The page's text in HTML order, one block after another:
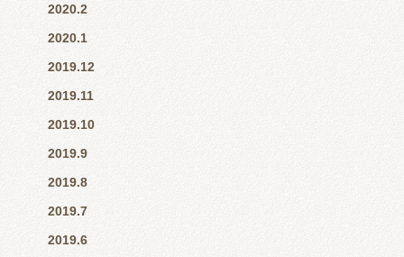
2020.2
2020.1
2019.12
2019.11
2019.10
2019.9
2019.8
2019.7
2019.6